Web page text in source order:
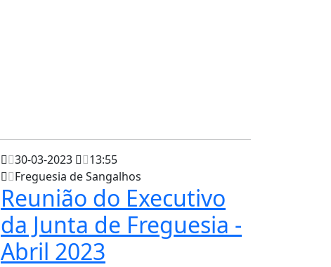
30-03-2023
13:55
Freguesia de Sangalhos
Reunião do Executivo
da Junta de Freguesia -
Abril 2023